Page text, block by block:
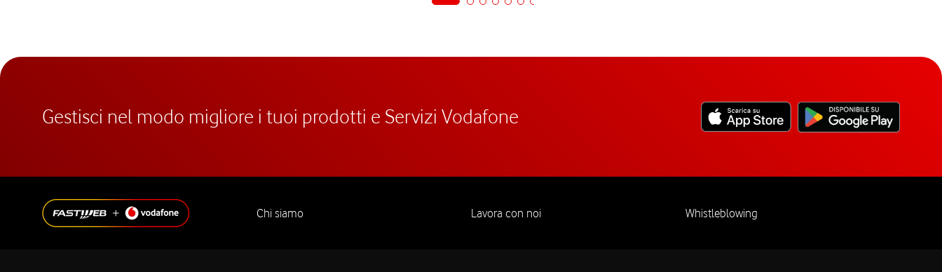
Gestisci nel modo migliore i tuoi prodotti e Servizi Vodafone
Chi siamo Lavora con noi Whistleblowing